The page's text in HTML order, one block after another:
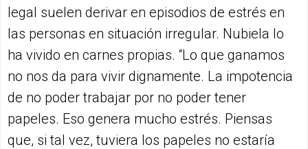
legal suelen derivar en episodios de estrés en
las personas en situación irregular. Nubiela lo
ha vivido en carnes propias. “Lo que ganamos
no nos da para vivir dignamente. La impotencia
de no poder trabajar por no poder tener
papeles. Eso genera mucho estrés. Piensas
que, si tal vez, tuviera los papeles no estaría